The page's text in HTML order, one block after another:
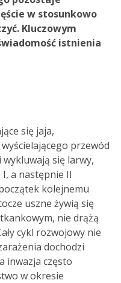
w stosunkowo
Kluczowym
istnienia
się jaja,
przewód
wykluwają się larwy,
a następnie II
kolejnemu
uszne żywią się
nie drążą
cykl rozwojowy nie
dochodzi
inwazja często
w okresie